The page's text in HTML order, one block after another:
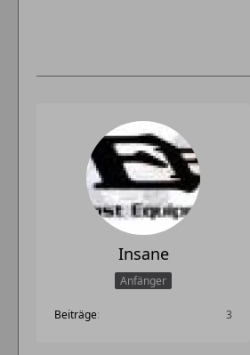
Insane
Anfänger
Beiträge 3